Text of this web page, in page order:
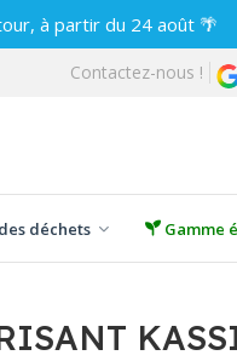
à partir du 24 août 🌴
Contactez-nous !
déchets Gamme